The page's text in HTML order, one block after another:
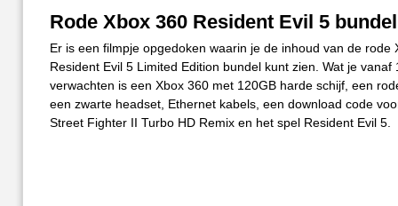
Rode Xbox 360 Resident Evil 5
Er is een filmpje opgedoken waarin je de inhoud van de rode
Resident Evil 5 Limited Edition bundel kunt zien. Wat je vanaf
verwachten is een Xbox 360 met 120GB harde schijf, een
een zwarte headset, Ethernet kabels, een download code
Street Fighter II Turbo HD Remix en het spel Resident Evil 5.